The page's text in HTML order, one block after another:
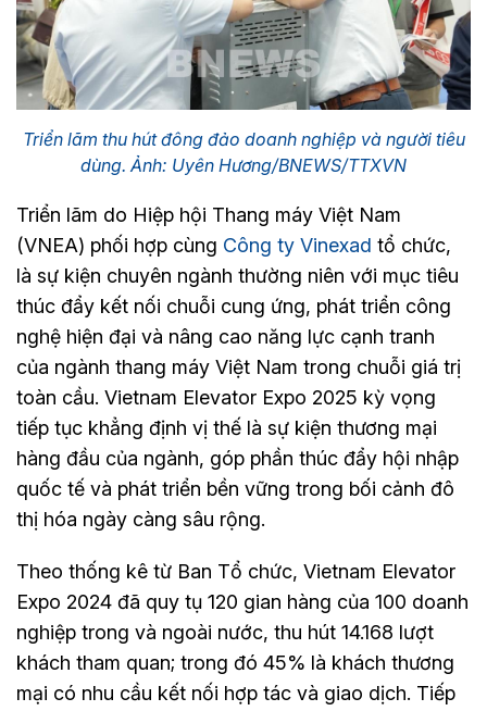
Triển lãm thu hút đông đảo doanh nghiệp và người tiêu
dùng. Ảnh: Uyên Hương/BNEWS/TTXVN
Triển lãm do Hiệp hội Thang máy Việt Nam
(VNEA) phối hợp cùng Công ty Vinexad tổ chức,
là sự kiện chuyên ngành thường niên với mục tiêu
thúc đẩy kết nối chuỗi cung ứng, phát triển công
nghệ hiện đại và nâng cao năng lực cạnh tranh
của ngành thang máy Việt Nam trong chuỗi giá trị
toàn cầu. Vietnam Elevator Expo 2025 kỳ vọng
tiếp tục khẳng định vị thế là sự kiện thương mại
hàng đầu của ngành, góp phần thúc đẩy hội nhập
quốc tế và phát triển bền vững trong bối cảnh đô
thị hóa ngày càng sâu rộng.
Theo thống kê từ Ban Tổ chức, Vietnam Elevator
Expo 2024 đã quy tụ 120 gian hàng của 100 doanh
nghiệp trong và ngoài nước, thu hút 14.168 lượt
khách tham quan; trong đó 45% là khách thương
mại có nhu cầu kết nối hợp tác và giao dịch. Tiếp